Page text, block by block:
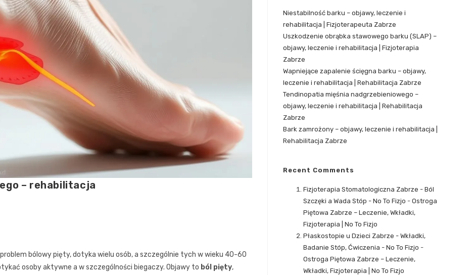
– rehabilitacja
bólowy pięty, dotyka wielu osób, a szczególnie tych w wieku 40-60
osoby aktywne a w szczególności biegaczy. Objawy to ból pięty,
Niestabilność barku – objawy, leczenie i
rehabilitacja | Fizjoterapeuta Zabrze
Uszkodzenie obrąbka stawowego barku (SLAP) –
objawy, leczenie i rehabilitacja | Fizjoterapia
Zabrze
Wapniejące zapalenie ścięgna barku – objawy,
leczenie i rehabilitacja | Rehabilitacja Zabrze
Tendinopatia mięśnia nadgrzebieniowego –
objawy, leczenie i rehabilitacja | Rehabilitacja
Zabrze
Bark zamrożony – objawy, leczenie i rehabilitacja |
Rehabilitacja Zabrze
Recent Comments
Fizjoterapia Stomatologiczna Zabrze - Ból
Szczęki a Wada Stóp - No To Fizjo - Ostroga
Piętowa Zabrze – Leczenie, Wkładki,
Fizjoterapia | No To Fizjo
Płaskostopie u Dzieci Zabrze - Wkładki,
Badanie Stóp, Ćwiczenia - No To Fizjo -
Ostroga Piętowa Zabrze – Leczenie,
Wkładki, Fizjoterapia | No To Fizjo